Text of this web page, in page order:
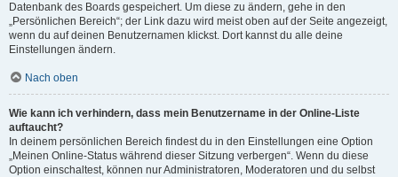
Datenbank des Boards gespeichert. Um diese zu ändern, gehe in den
„Persönlichen Bereich“; der Link dazu wird meist oben auf der Seite angezeigt,
wenn du auf deinen Benutzernamen klickst. Dort kannst du alle deine
Einstellungen ändern.
Nach oben
Wie kann ich verhindern, dass mein Benutzername in der Online-Liste
auftaucht?
In deinem persönlichen Bereich findest du in den Einstellungen eine Option
„Meinen Online-Status während dieser Sitzung verbergen“. Wenn du diese
Option einschaltest, können nur Administratoren, Moderatoren und du selbst